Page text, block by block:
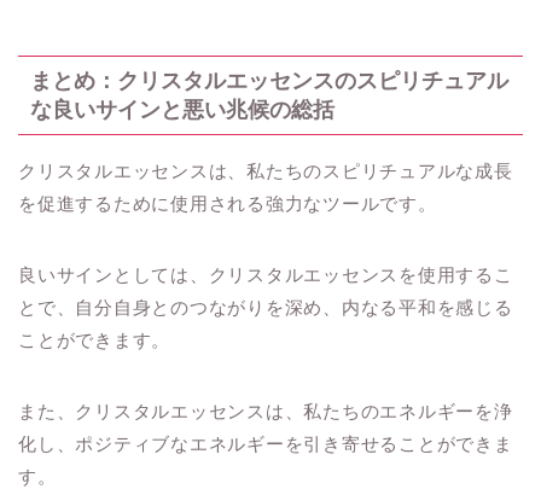
まとめ：クリスタルエッセンスのスピリチュアル
な良いサインと悪い兆候の総括
クリスタルエッセンスは、私たちのスピリチュアルな成長
を促進するために使用される強力なツールです。
良いサインとしては、クリスタルエッセンスを使用するこ
とで、自分自身とのつながりを深め、内なる平和を感じる
ことができます。
また、クリスタルエッセンスは、私たちのエネルギーを浄
化し、ポジティブなエネルギーを引き寄せることができま
す。